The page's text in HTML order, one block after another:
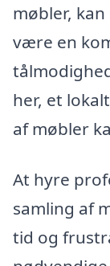
møbler,
være en
her, et
af møbler
At hyre
samling af
tid og